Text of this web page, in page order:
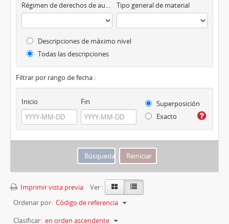
Régimen de derechos de autor Tipo general de material
Descripciones de máximo nivel
Todas las descripciones
Filtrar por rango de fecha :
Inicio Fin
Superposición
Exacto
Imprimir vista previa
Ver :
Ordenar por: Código de referencia
Clasificar: en orden ascendente